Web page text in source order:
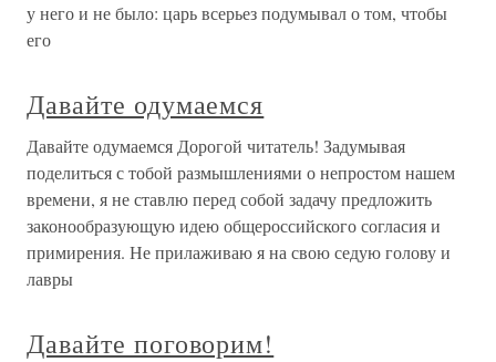
у него и не было: царь всерьез подумывал о том, чтобы
его
Давайте одумаемся
Давайте одумаемся Дорогой читатель! Задумывая
поделиться с тобой размышлениями о непростом нашем
времени, я не ставлю перед собой задачу предложить
законообразующую идею общероссийского согласия и
примирения. Не прилаживаю я на свою седую голову и
лавры
Давайте поговорим!